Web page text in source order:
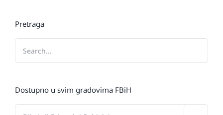
Pretraga
Dostupno u svim gradovima FBiH